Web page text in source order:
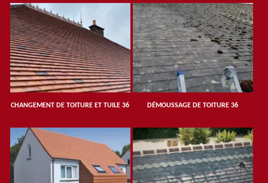
CHANGEMENT DE TOITURE ET TUILE 36 DÉMOUSSAGE DE TOITURE 36